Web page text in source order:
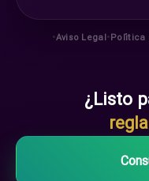
•Aviso Legal•Política
¿Listo